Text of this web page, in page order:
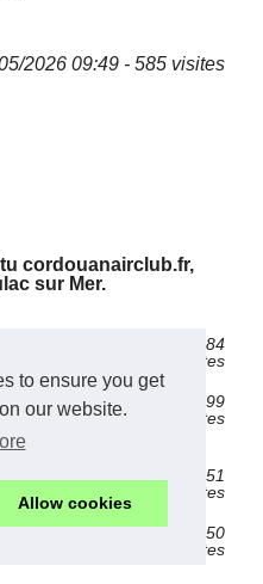
to ensure you get
our website.
Allow cookies
2026 09:49 - 585 visites
cordouanairclub.fr,
sur Mer.
884
visites
: nature,
le camping
999
visites
1 851
visites
sur-mer :
1 550
visites